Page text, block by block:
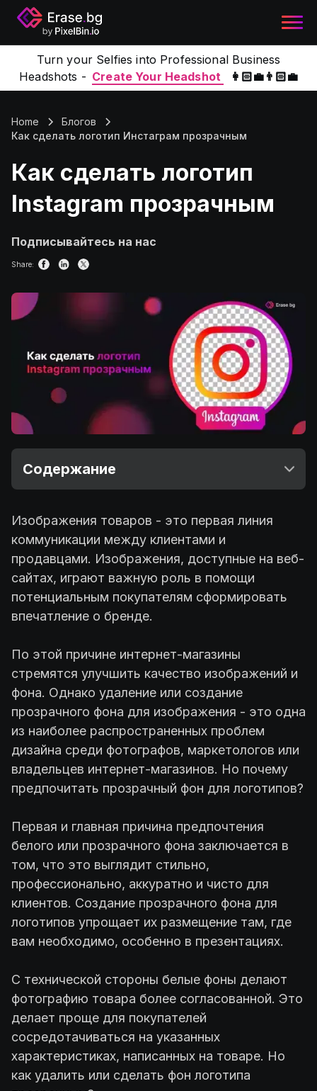
Turn your Selfies into Professional Business
Headshots - Create Your Headshot 👩🏻‍💼👨🏻‍💼
Home
Блогов
Как сделать логотип Инстаграм прозрачным
Как сделать логотип
Instagram прозрачным
Подписывайтесь на нас
Share:
Содержание
Изображения товаров - это первая линия
коммуникации между клиентами и
продавцами. Изображения, доступные на веб-
сайтах, играют важную роль в помощи
потенциальным покупателям сформировать
впечатление о бренде.
По этой причине интернет-магазины
стремятся улучшить качество изображений и
фона. Однако удаление или создание
прозрачного фона для изображения - это одна
из наиболее распространенных проблем
дизайна среди фотографов, маркетологов или
владельцев интернет-магазинов. Но почему
предпочитать прозрачный фон для логотипов?
Первая и главная причина предпочтения
белого или прозрачного фона заключается в
том, что это выглядит стильно,
профессионально, аккуратно и чисто для
клиентов. Создание прозрачного фона для
логотипов упрощает их размещение там, где
вам необходимо, особенно в презентациях.
С технической стороны белые фоны делают
фотографию товара более согласованной. Это
делает проще для покупателей
сосредотачиваться на указанных
характеристиках, написанных на товаре. Но
как удалить или сделать фон логотипа